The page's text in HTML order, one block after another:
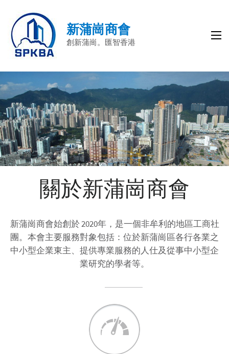
新蒲崗商會
創新蒲崗。匯智香港
關於新蒲崗商會
新蒲崗商會始創於 2020年，是一個非牟利的地區工商社
團。本會主要服務對象包括：位於新蒲崗區各行各業之
中小型企業東主、提供專業服務的人仕及從事中小型企
業研究的學者等。